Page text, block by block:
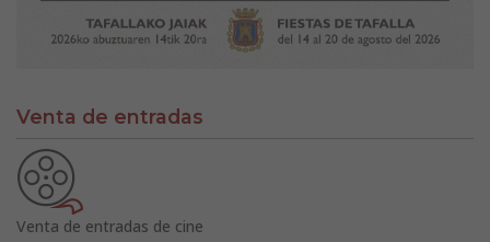
Venta de entradas
Venta de entradas de cine